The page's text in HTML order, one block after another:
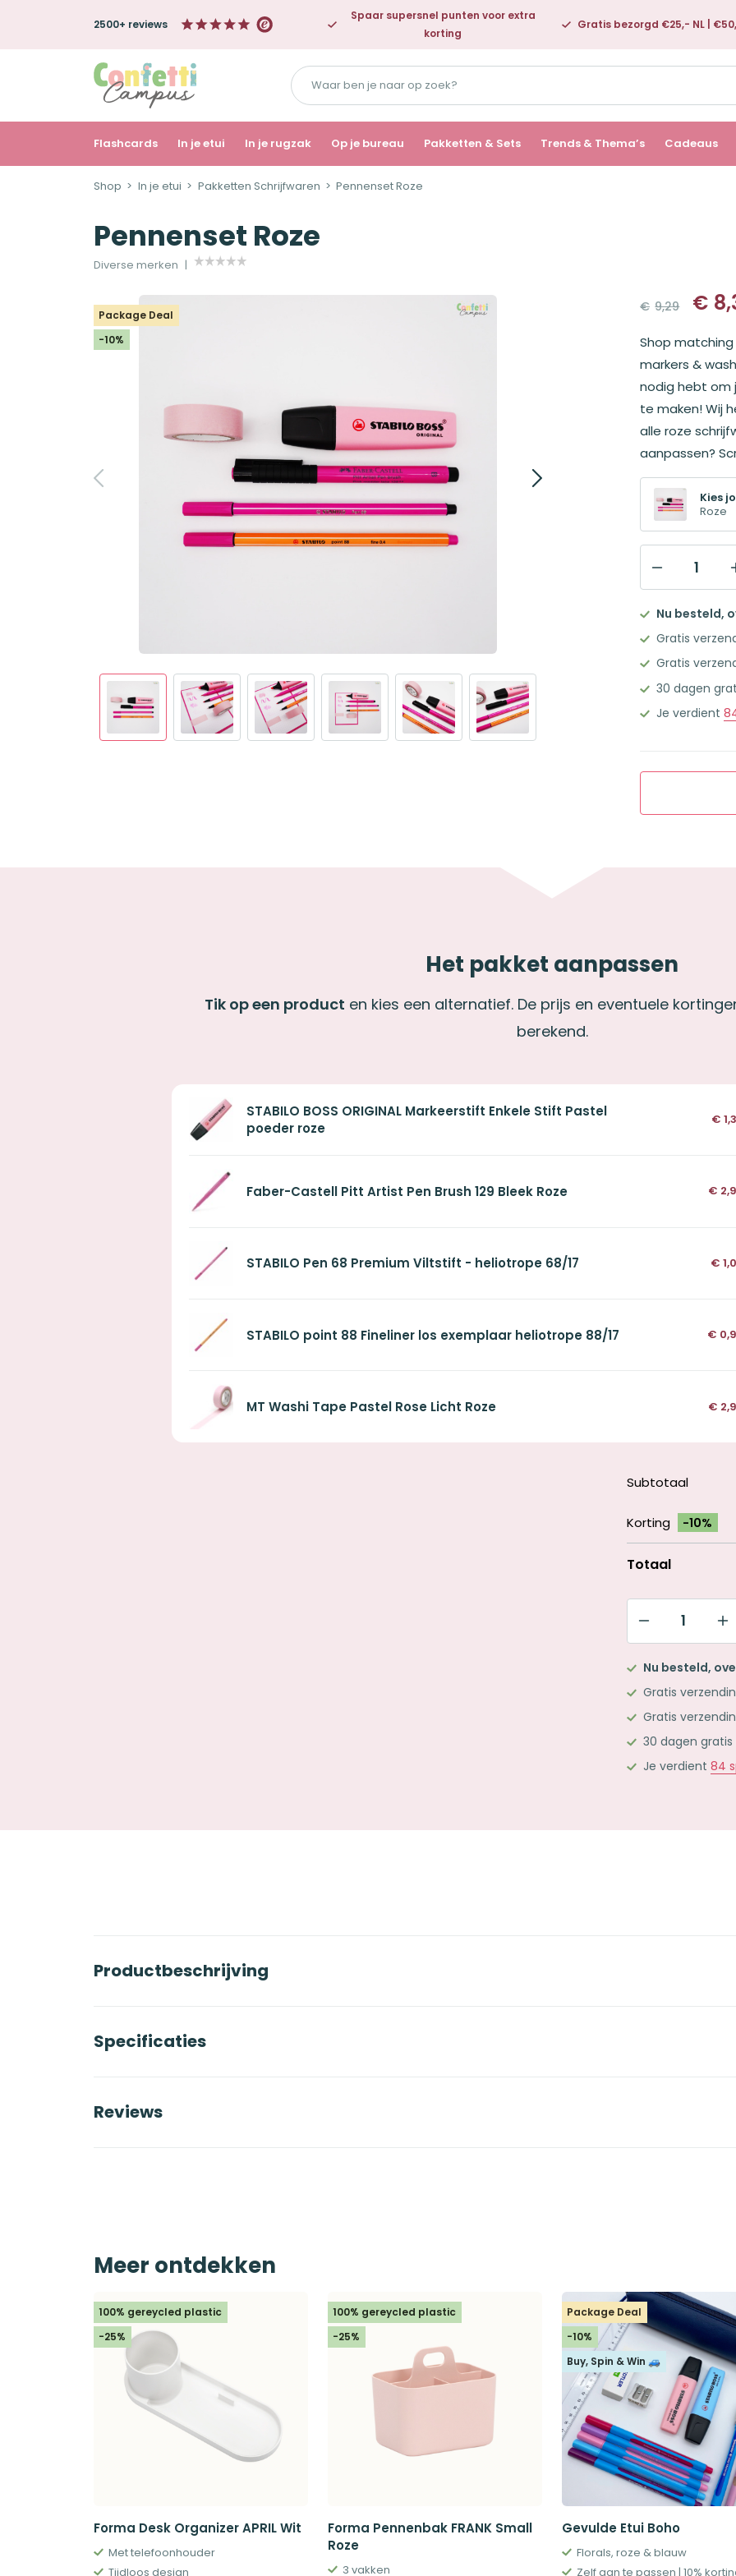
2500+ reviews
Spaar supersnel punten voor extra
korting
Gratis bezorgd €25,- NL |
Waar
ben
je
naar
op
zoek?
Flashcards In je etui In je rugzak Op je bureau Pakketten & Sets Trends & Thema’s Cadeaus
Shop In je etui Pakketten Schrijfwaren Pennenset Roze
Pennenset Roze
Diverse merken
Package Deal
-10%
€ 9,29
prijs
was:
€9,29.
€
Huidige
prijs
is:
€8,38.
Shop
markers &
nodig hebt om
te maken! Wij
alle roze
aanpassen?
Kies
Roze
Pennenset
aantal
Nu besteld,
Gratis
Gratis
30 dagen
Je verdient
Het pakket aanpassen
Tik op een product en kies een alternatief. De prijs en eventuele
berekend.
STABILO BOSS ORIGINAL Markeerstift Enkele Stift Pastel
poeder roze
€
Faber-Castell Pitt Artist Pen Brush 129 Bleek Roze €
STABILO Pen 68 Premium Viltstift - heliotrope 68/17 €
STABILO point 88 Fineliner los exemplaar heliotrope 88/17 €
MT Washi Tape Pastel Rose Licht Roze €
Subtotaal
Korting -10%
Totaal
Pennenset
aantal
Nu besteld,
Gratis
Gratis
30 dagen
Je verdient84
Productbeschrijving
Specificaties
Reviews
Meer ontdekken
100% gereycled plastic
-25%
Forma Desk Organizer APRIL Wit
Met telefoonhouder
Tijdloos design
100% gereycled plastic
-25%
Forma Pennenbak FRANK Small
Roze
3 vakken
Package Deal
-10%
Buy, Spin & Win 🚙
Gevulde Etui Boho
Florals, roze & blauw
Zelf aan te passen | 10%